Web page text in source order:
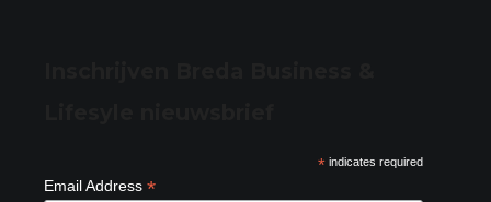
*indicates required
Email Address *